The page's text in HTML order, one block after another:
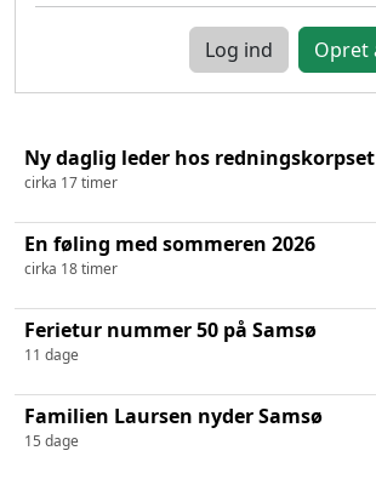
Log ind
Ny daglig leder hos redningskorpset
cirka 17 timer
En føling med sommeren 2026
cirka 18 timer
Ferietur nummer 50 på Samsø
11 dage
Familien Laursen nyder Samsø
15 dage